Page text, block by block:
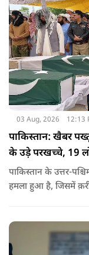
03 Aug, 2026 12:13
पाकिस्तान: खैबर
के उड़े परखच्चे, 19
पाकिस्तान के उत्तर-
हमला हुआ है, जिसमें